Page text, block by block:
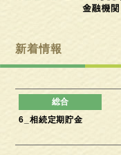
新着情報
6_相続定期貯金